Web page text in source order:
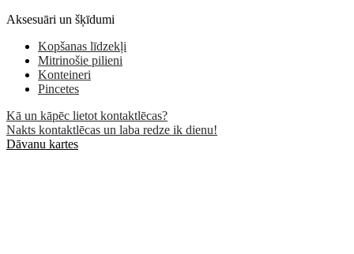
Aksesuāri un šķīdumi
Kopšanas līdzekļi
Mitrinošie pilieni
Konteineri
Pincetes
Kā un kāpēc lietot kontaktlēcas?
Nakts kontaktlēcas un laba redze ik dienu!
Dāvanu kartes